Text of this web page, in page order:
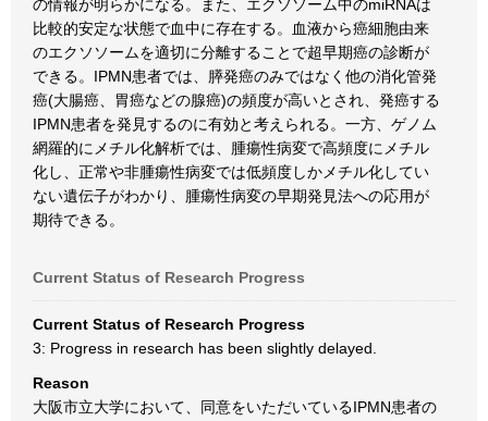
の情報が明らかになる。また、エクソソーム中のmiRNAは
比較的安定な状態で血中に存在する。血液から癌細胞由来
のエクソソームを適切に分離することで超早期癌の診断が
できる。IPMN患者では、膵発癌のみではなく他の消化管発
癌(大腸癌、胃癌などの腺癌)の頻度が高いとされ、発癌する
IPMN患者を発見するのに有効と考えられる。一方、ゲノム
網羅的にメチル化解析では、腫瘍性病変で高頻度にメチル
化し、正常や非腫瘍性病変では低頻度しかメチル化してい
ない遺伝子がわかり、腫瘍性病変の早期発見法への応用が
期待できる。
Current Status of Research Progress
Current Status of Research Progress
3: Progress in research has been slightly delayed.
Reason
大阪市立大学において、同意をいただいているIPMN患者の